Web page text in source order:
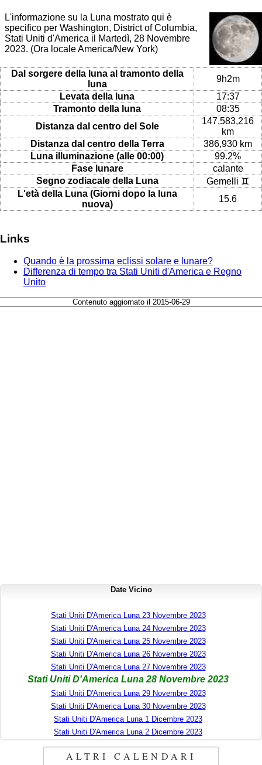
L'informazione su la Luna mostrato qui è
specifico per Washington, District of Columbia,
Stati Uniti d'America il Martedì, 28 Novembre
2023. (Ora locale America/New York)
Dal sorgere della luna al tramonto della
luna
9h2m
Levata della luna
17:37
Tramonto della luna
08:35
Distanza dal centro del Sole
147,583,216
km
Distanza dal centro della Terra
386,930 km
Luna illuminazione (alle 00:00)
99.2%
Fase lunare
calante
Segno zodiacale della Luna
Gemelli ♊
L'età della Luna (Giorni dopo la luna
nuova)
15.6
Links
Quando è la prossima eclissi solare e lunare?
Differenza di tempo tra Stati Uniti d'America e Regno
Unito
Contenuto aggiornato il 2015-06-29
Date Vicino
Stati Uniti D'America Luna 23 Novembre 2023
Stati Uniti D'America Luna 24 Novembre 2023
Stati Uniti D'America Luna 25 Novembre 2023
Stati Uniti D'America Luna 26 Novembre 2023
Stati Uniti D'America Luna 27 Novembre 2023
Stati Uniti D'America Luna 28 Novembre 2023
Stati Uniti D'America Luna 29 Novembre 2023
Stati Uniti D'America Luna 30 Novembre 2023
Stati Uniti D'America Luna 1 Dicembre 2023
Stati Uniti D'America Luna 2 Dicembre 2023
ALTRI CALENDARI